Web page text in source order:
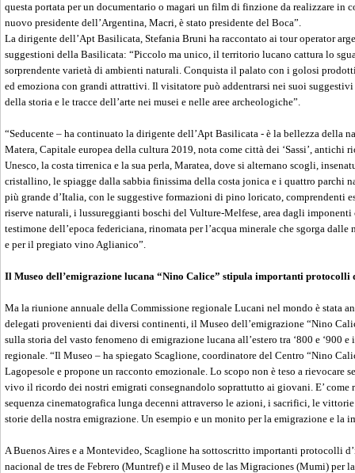
questa portata per un documentario o magari un film di finzione da realizzare in
nuovo presidente dell’Argentina, Macri, è stato presidente del Boca”.
La dirigente dell’Apt Basilicata, Stefania Bruni ha raccontato ai tour operator
suggestioni della Basilicata: “Piccolo ma unico, il territorio lucano cattura lo
sorprendente varietà di ambienti naturali. Conquista il palato con i golosi
ed emoziona con grandi attrattivi. Il visitatore può addentrarsi nei suoi
della storia e le tracce dell’arte nei musei e nelle aree archeologiche”.
“Seducente – ha continuato la dirigente dell’Apt Basilicata - è la bellezza della
Matera, Capitale europea della cultura 2019, nota come città dei ‘Sassi’, antichi
Unesco, la costa tirrenica e la sua perla, Maratea, dove si alternano scogli,
cristallino, le spiagge dalla sabbia finissima della costa jonica e i quattro parchi
più grande d’Italia, con le suggestive formazioni di pino loricato, comprendenti
riserve naturali, i lussureggianti boschi del Vulture-Melfese, area dagli imponenti
testimone dell’epoca federiciana, rinomata per l’acqua minerale che sgorga
e per il pregiato vino Aglianico”.
Il Museo dell’emigrazione lucana “Nino Calice” stipula importanti protocolli
Ma la riunione annuale della Commissione regionale Lucani nel mondo è stata
delegati provenienti dai diversi continenti, il Museo dell’emigrazione “Nino
sulla storia del vasto fenomeno di emigrazione lucana all’estero tra ‘800 e ‘900
regionale. “Il Museo – ha spiegato Scaglione, coordinatore del Centro “Nino
Lagopesole e propone un racconto emozionale. Lo scopo non è teso a rievocare
vivo il ricordo dei nostri emigrati consegnandolo soprattutto ai giovani. E’ come
sequenza cinematografica lunga decenni attraverso le azioni, i sacrifici, le
storie della nostra emigrazione. Un esempio e un monito per la emigrazione e la
A Buenos Aires e a Montevideo, Scaglione ha sottoscritto importanti protocolli
nacional de tres de Febrero (Muntref) e il Museo de las Migraciones (Mumi) per